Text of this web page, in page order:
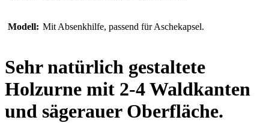
Modell: Mit Absenkhilfe, passend für Aschekapsel.
Sehr natürlich gestaltete
Holzurne mit 2-4 Waldkanten
und sägerauer Oberfläche.